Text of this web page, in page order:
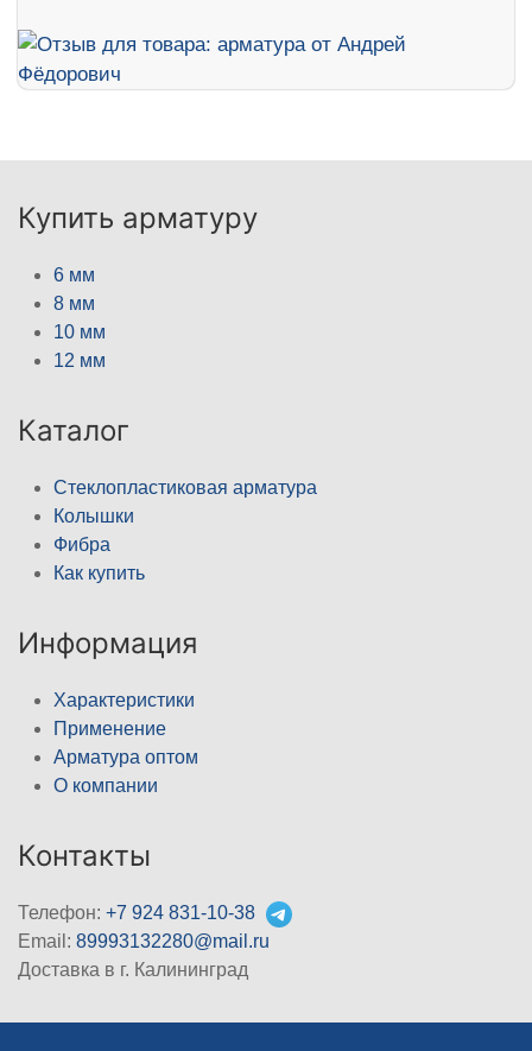
Купить арматуру
6 мм
8 мм
10 мм
12 мм
Каталог
Стеклопластиковая арматура
Колышки
Фибра
Как купить
Информация
Характеристики
Применение
Арматура оптом
О компании
Контакты
Телефон: +7 924 831-10-38
Email: 89993132280@mail.ru
Доставка в г. Калининград